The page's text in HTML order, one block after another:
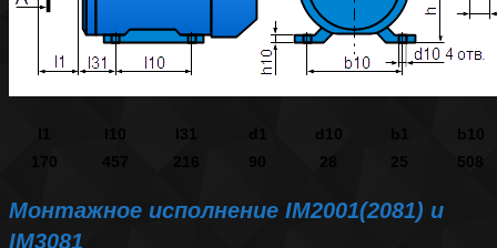
l10 l31 d10
b10
170
28 508
Монтажное исполнение IM2001(2081) и
IM3081